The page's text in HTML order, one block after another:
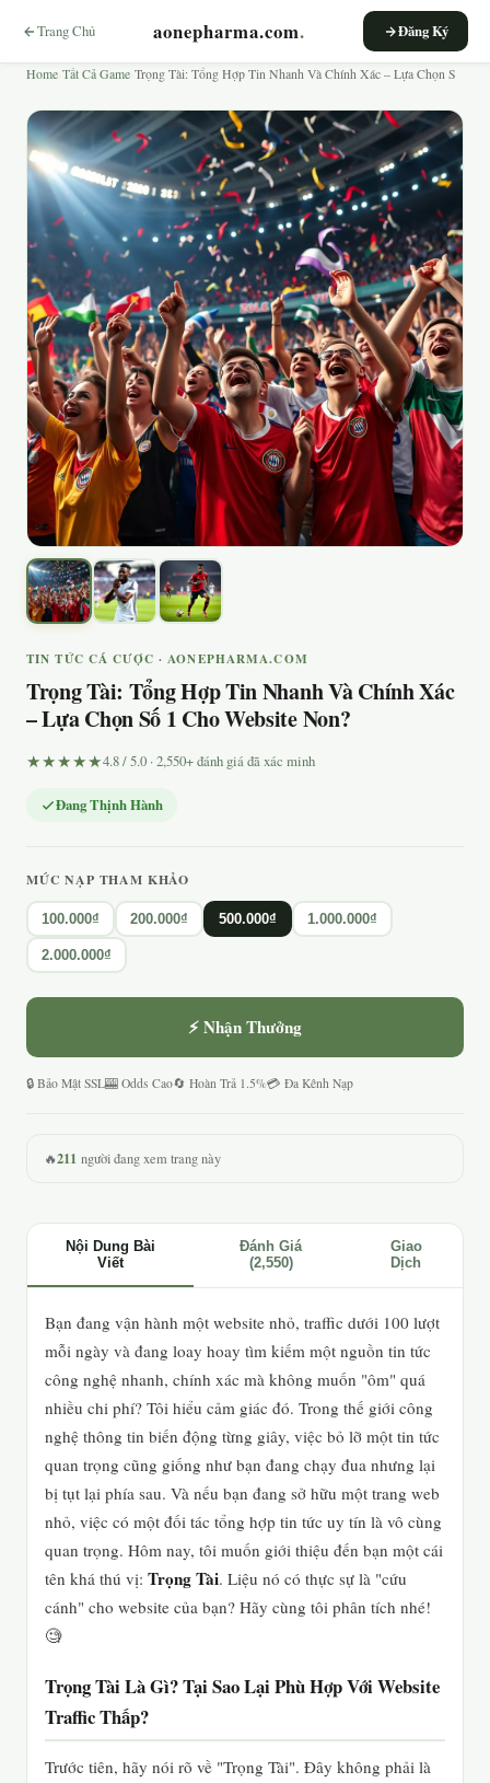
Trang Chủ aonepharma.com. Đăng Ký
Home Tất Cả Game Trọng Tài: Tổng Hợp Tin Nhanh Và Chính Xác – Lựa Chọn S
TIN TỨC CÁ CƯỢC · AONEPHARMA.COM
Trọng Tài: Tổng Hợp Tin Nhanh Và Chính Xác
– Lựa Chọn Số 1 Cho Website Non?
★★★★★4.8 / 5.0 · 2,550+ đánh giá đã xác minh
Đang Thịnh Hành
MỨC NẠP THAM KHẢO
100.000₫ 200.000₫ 500.000₫ 1.000.000₫
2.000.000₫
⚡ Nhận Thưởng
🔒 Bảo Mật SSL🎰 Odds Cao🔄 Hoàn Trả 1.5%💳 Đa Kênh Nạp
🔥211 người đang xem trang này
Nội Dung Bài
Viết
Đánh Giá
(2,550)
Giao
Dịch
Bạn đang vận hành một website nhỏ, traffic dưới 100 lượt
mỗi ngày và đang loay hoay tìm kiếm một nguồn tin tức
công nghệ nhanh, chính xác mà không muốn "ôm" quá
nhiều chi phí? Tôi hiểu cảm giác đó. Trong thế giới công
nghệ thông tin biến động từng giây, việc bỏ lỡ một tin tức
quan trọng cũng giống như bạn đang chạy đua nhưng lại
bị tụt lại phía sau. Và nếu bạn đang sở hữu một trang web
nhỏ, việc có một đối tác tổng hợp tin tức uy tín là vô cùng
quan trọng. Hôm nay, tôi muốn giới thiệu đến bạn một cái
tên khá thú vị: Trọng Tài. Liệu nó có thực sự là "cứu
cánh" cho website của bạn? Hãy cùng tôi phân tích nhé!
🧐
Trọng Tài Là Gì? Tại Sao Lại Phù Hợp Với Website
Traffic Thấp?
Trước tiên, hãy nói rõ về "Trọng Tài". Đây không phải là